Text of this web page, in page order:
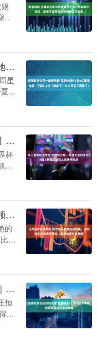
老
股票配资公司一起配资网 周星驰新片5天8亿票房炸裂！豆瓣6.6分口碑崩了：这次星爷又赢麻了？
星
最
线上股票配资专业 世界杯日报丨东道主全部晋级16强 C罗魔笛明日上演传奇对决
杯
恩
优秀股票配资网站 姆巴佩队友领跑助攻榜，法国球王对其赞不绝口，直言他是古典前腰
的
赛
股票配资论坛资料大全 世界杯｜11分钟连下两城 凯恩助英格兰绝境翻盘
恒
亚